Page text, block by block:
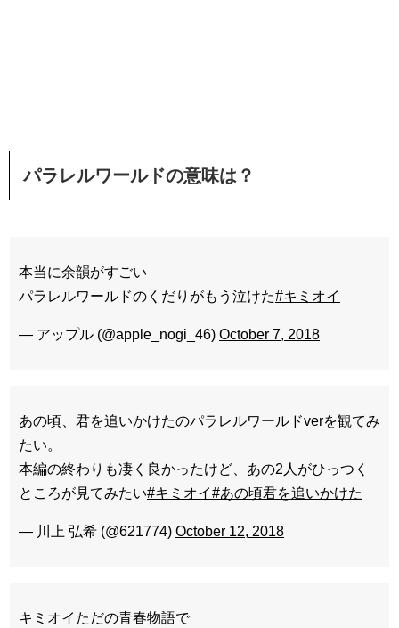
パラレルワールドの意味は？
本当に余韻がすごい
パラレルワールドのくだりがもう泣けた#キミオイ
— アップル (@apple_nogi_46) October 7, 2018
あの頃、君を追いかけたのパラレルワールドverを観てみ
たい。
本編の終わりも凄く良かったけど、あの2人がひっつく
ところが見てみたい#キミオイ#あの頃君を追いかけた
— 川上 弘希 (@621774) October 12, 2018
キミオイただの青春物語で